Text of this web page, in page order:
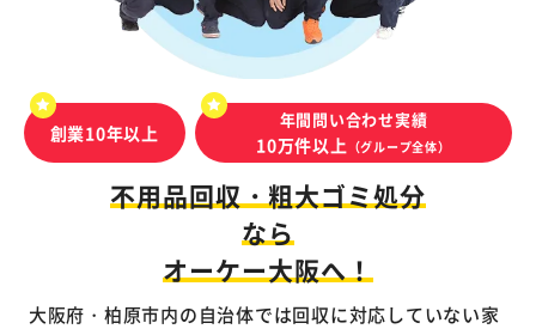
創業10年以上
年間問い合わせ実績
10万件以上 （グループ全体）
不用品回収・粗大ゴミ処分
なら
オーケー大阪へ！
大阪府・柏原市内の自治体では回収に対応していない家